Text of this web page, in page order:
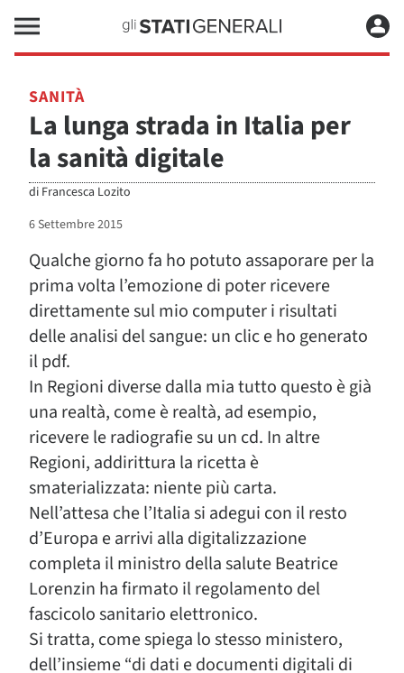
SANITÀ
La lunga strada in Italia per
la sanità digitale
di Francesca Lozito
6 Settembre 2015
Qualche giorno fa ho potuto assaporare per la
prima volta l’emozione di poter ricevere
direttamente sul mio computer i risultati
delle analisi del sangue: un clic e ho generato
il pdf.
In Regioni diverse dalla mia tutto questo è già
una realtà, come è realtà, ad esempio,
ricevere le radiografie su un cd. In altre
Regioni, addirittura la ricetta è
smaterializzata: niente più carta.
Nell’attesa che l’Italia si adegui con il resto
d’Europa e arrivi alla digitalizzazione
completa il ministro della salute Beatrice
Lorenzin ha firmato il regolamento del
fascicolo sanitario elettronico.
Si tratta, come spiega lo stesso ministero,
dell’insieme “di dati e documenti digitali di